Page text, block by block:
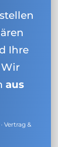
Ihre
aus
Vertrag &